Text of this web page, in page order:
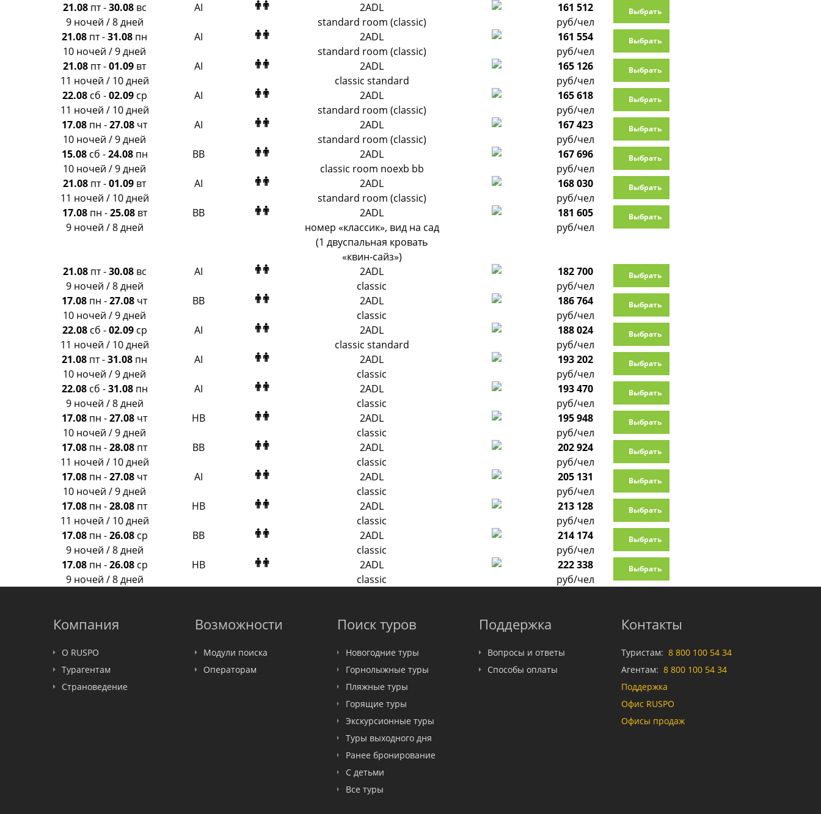
21.08 пт-30.08 вс
9 ночей / 8 дней
AI
2ADL
standard room (classic)
161 512
руб/чел
Выбрать
21.08 пт-31.08 пн
10 ночей / 9 дней
AI
2ADL
standard room (classic)
161 554
руб/чел
Выбрать
21.08 пт-01.09 вт
11 ночей / 10 дней
AI
2ADL
classic standard
165 126
руб/чел
Выбрать
22.08 сб -02.09 ср
11 ночей / 10 дней
AI
2ADL
standard room (classic)
165 618
руб/чел
Выбрать
17.08 пн -27.08 чт
10 ночей / 9 дней
AI
2ADL
standard room (classic)
167 423
руб/чел
Выбрать
15.08 сб -24.08 пн
10 ночей / 9 дней
BB
2ADL
classic room noexb bb
167 696
руб/чел
Выбрать
21.08 пт-01.09 вт
11 ночей / 10 дней
AI
2ADL
standard room (classic)
168 030
руб/чел
Выбрать
17.08 пн -25.08 вт
9 ночей / 8 дней
BB
2ADL
номер «классик», вид на сад
(1 двуспальная кровать
«квин-сайз»)
181 605
руб/чел
Выбрать
21.08 пт-30.08 вс
9 ночей / 8 дней
AI
2ADL
classic
182 700
руб/чел
Выбрать
17.08 пн -27.08 чт
10 ночей / 9 дней
BB
2ADL
classic
186 764
руб/чел
Выбрать
22.08 сб -02.09 ср
11 ночей / 10 дней
AI
2ADL
classic standard
188 024
руб/чел
Выбрать
21.08 пт-31.08 пн
10 ночей / 9 дней
AI
2ADL
classic
193 202
руб/чел
Выбрать
22.08 сб -31.08 пн
9 ночей / 8 дней
AI
2ADL
classic
193 470
руб/чел
Выбрать
17.08 пн -27.08 чт
10 ночей / 9 дней
HB
2ADL
classic
195 948
руб/чел
Выбрать
17.08 пн -28.08 пт
11 ночей / 10 дней
BB
2ADL
classic
202 924
руб/чел
Выбрать
17.08 пн -27.08 чт
10 ночей / 9 дней
AI
2ADL
classic
205 131
руб/чел
Выбрать
17.08 пн -28.08 пт
11 ночей / 10 дней
HB
2ADL
classic
213 128
руб/чел
Выбрать
17.08 пн -26.08 ср
9 ночей / 8 дней
BB
2ADL
classic
214 174
руб/чел
Выбрать
17.08 пн -26.08 ср
9 ночей / 8 дней
HB
2ADL
classic
222 338
руб/чел
Выбрать
Компания
О RUSPO
Турагентам
Страноведение
Возможности
Модули поиска
Операторам
Поиск туров
Новогодние туры
Горнолыжные туры
Пляжные туры
Горящие туры
Экскурсионные туры
Туры выходного дня
Ранее бронирование
С детьми
Все туры
Поддержка
Вопросы и ответы
Способы оплаты
Контакты
Туристам: 8 800 100 54 34
Агентам: 8 800 100 54 34
Поддержка
Офис RUSPO
Офисы продаж